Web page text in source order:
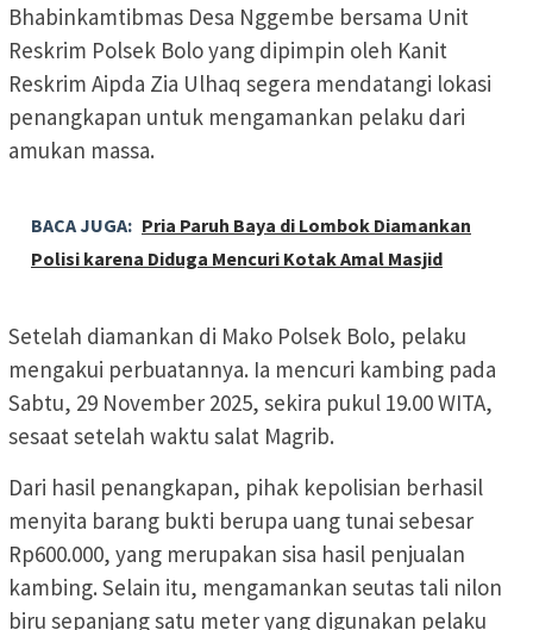
Bhabinkamtibmas Desa Nggembe bersama Unit
Reskrim Polsek Bolo yang dipimpin oleh Kanit
Reskrim Aipda Zia Ulhaq segera mendatangi lokasi
penangkapan untuk mengamankan pelaku dari
amukan massa.
BACA JUGA: Pria Paruh Baya di Lombok Diamankan
Polisi karena Diduga Mencuri Kotak Amal Masjid
Setelah diamankan di Mako Polsek Bolo, pelaku
mengakui perbuatannya. Ia mencuri kambing pada
Sabtu, 29 November 2025, sekira pukul 19.00 WITA,
sesaat setelah waktu salat Magrib.
Dari hasil penangkapan, pihak kepolisian berhasil
menyita barang bukti berupa uang tunai sebesar
Rp600.000, yang merupakan sisa hasil penjualan
kambing. Selain itu, mengamankan seutas tali nilon
biru sepanjang satu meter yang digunakan pelaku